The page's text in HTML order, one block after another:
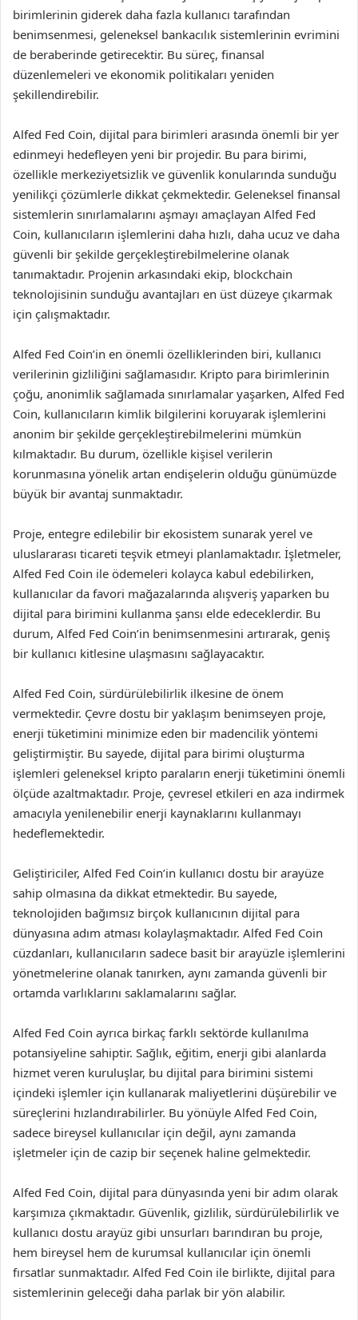
birimlerinin giderek daha fazla kullanıcı tarafından
benimsenmesi, geleneksel bankacılık sistemlerinin evrimini
de beraberinde getirecektir. Bu süreç, finansal
düzenlemeleri ve ekonomik politikaları yeniden
şekillendirebilir.
Alfed Fed Coin, dijital para birimleri arasında önemli bir yer
edinmeyi hedefleyen yeni bir projedir. Bu para birimi,
özellikle merkeziyetsizlik ve güvenlik konularında sunduğu
yenilikçi çözümlerle dikkat çekmektedir. Geleneksel finansal
sistemlerin sınırlamalarını aşmayı amaçlayan Alfed Fed
Coin, kullanıcıların işlemlerini daha hızlı, daha ucuz ve daha
güvenli bir şekilde gerçekleştirebilmelerine olanak
tanımaktadır. Projenin arkasındaki ekip, blockchain
teknolojisinin sunduğu avantajları en üst düzeye çıkarmak
için çalışmaktadır.
Alfed Fed Coin’in en önemli özelliklerinden biri, kullanıcı
verilerinin gizliliğini sağlamasıdır. Kripto para birimlerinin
çoğu, anonimlik sağlamada sınırlamalar yaşarken, Alfed Fed
Coin, kullanıcıların kimlik bilgilerini koruyarak işlemlerini
anonim bir şekilde gerçekleştirebilmelerini mümkün
kılmaktadır. Bu durum, özellikle kişisel verilerin
korunmasına yönelik artan endişelerin olduğu günümüzde
büyük bir avantaj sunmaktadır.
Proje, entegre edilebilir bir ekosistem sunarak yerel ve
uluslararası ticareti teşvik etmeyi planlamaktadır. İşletmeler,
Alfed Fed Coin ile ödemeleri kolayca kabul edebilirken,
kullanıcılar da favori mağazalarında alışveriş yaparken bu
dijital para birimini kullanma şansı elde edeceklerdir. Bu
durum, Alfed Fed Coin’in benimsenmesini artırarak, geniş
bir kullanıcı kitlesine ulaşmasını sağlayacaktır.
Alfed Fed Coin, sürdürülebilirlik ilkesine de önem
vermektedir. Çevre dostu bir yaklaşım benimseyen proje,
enerji tüketimini minimize eden bir madencilik yöntemi
geliştirmiştir. Bu sayede, dijital para birimi oluşturma
işlemleri geleneksel kripto paraların enerji tüketimini önemli
ölçüde azaltmaktadır. Proje, çevresel etkileri en aza indirmek
amacıyla yenilenebilir enerji kaynaklarını kullanmayı
hedeflemektedir.
Geliştiriciler, Alfed Fed Coin’in kullanıcı dostu bir arayüze
sahip olmasına da dikkat etmektedir. Bu sayede,
teknolojiden bağımsız birçok kullanıcının dijital para
dünyasına adım atması kolaylaşmaktadır. Alfed Fed Coin
cüzdanları, kullanıcıların sadece basit bir arayüzle işlemlerini
yönetmelerine olanak tanırken, aynı zamanda güvenli bir
ortamda varlıklarını saklamalarını sağlar.
Alfed Fed Coin ayrıca birkaç farklı sektörde kullanılma
potansiyeline sahiptir. Sağlık, eğitim, enerji gibi alanlarda
hizmet veren kuruluşlar, bu dijital para birimini sistemi
içindeki işlemler için kullanarak maliyetlerini düşürebilir ve
süreçlerini hızlandırabilirler. Bu yönüyle Alfed Fed Coin,
sadece bireysel kullanıcılar için değil, aynı zamanda
işletmeler için de cazip bir seçenek haline gelmektedir.
Alfed Fed Coin, dijital para dünyasında yeni bir adım olarak
karşımıza çıkmaktadır. Güvenlik, gizlilik, sürdürülebilirlik ve
kullanıcı dostu arayüz gibi unsurları barındıran bu proje,
hem bireysel hem de kurumsal kullanıcılar için önemli
fırsatlar sunmaktadır. Alfed Fed Coin ile birlikte, dijital para
sistemlerinin geleceği daha parlak bir yön alabilir.